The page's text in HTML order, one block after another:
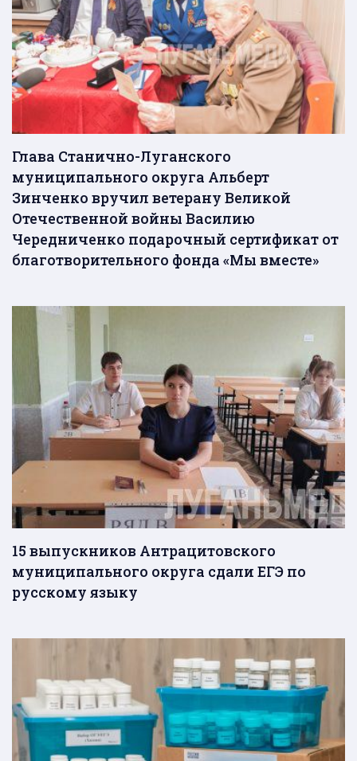
Глава Станично-Луганского
муниципального округа Альберт
Зинченко вручил ветерану Великой
Отечественной войны Василию
Чередниченко подарочный сертификат от
благотворительного фонда «Мы вместе»
15 выпускников Антрацитовского
муниципального округа сдали ЕГЭ по
русскому языку